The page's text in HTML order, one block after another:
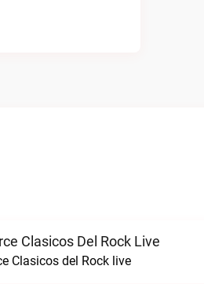
Clasicos Del Rock Live
Clasicos del Rock live